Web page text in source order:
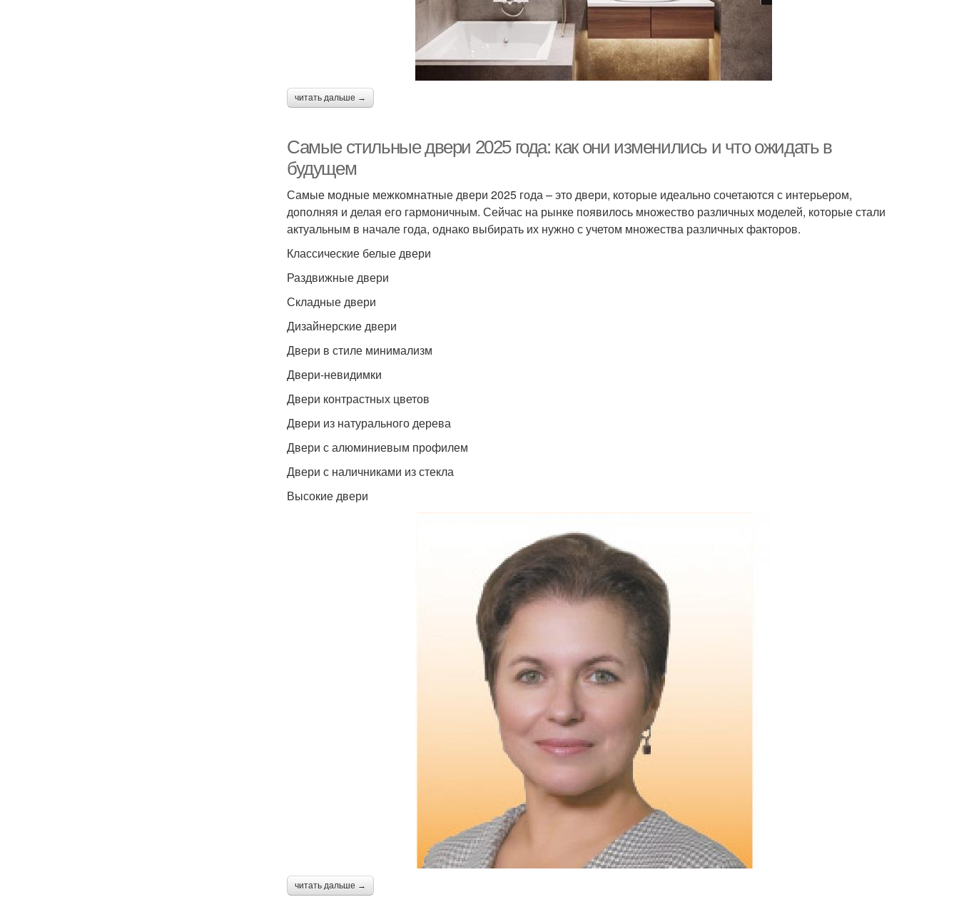
читать дальше →
Самые стильные двери 2025 года: как они изменились и что ожидать в
будущем
Самые модные межкомнатные двери 2025 года – это двери, которые идеально сочетаются с интерьером,
дополняя и делая его гармоничным. Сейчас на рынке появилось множество различных моделей, которые стали
актуальным в начале года, однако выбирать их нужно с учетом множества различных факторов.
Классические белые двери
Раздвижные двери
Складные двери
Дизайнерские двери
Двери в стиле минимализм
Двери-невидимки
Двери контрастных цветов
Двери из натурального дерева
Двери с алюминиевым профилем
Двери с наличниками из стекла
Высокие двери
читать дальше →